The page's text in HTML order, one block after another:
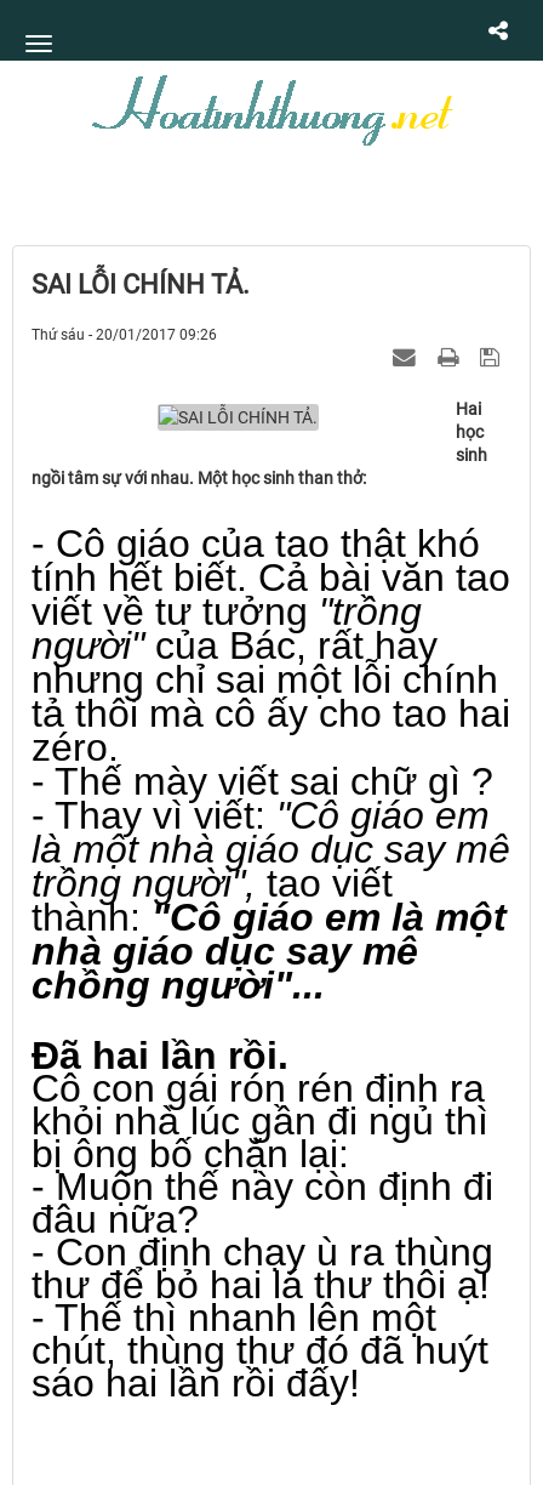
SAI LỖI CHÍNH TẢ.
Thứ sáu - 20/01/2017 09:26
Hai
học
sinh
ngồi tâm sự với nhau. Một học sinh than thở:
- Cô giáo của tao thật khó
tính hết biết. Cả bài văn tao
viết về tư tưởng "trồng
người"của Bác, rất hay
nhưng chỉ sai một lỗi chính
tả thôi mà cô ấy cho tao hai
zéro.
- Thế mày viết sai chữ gì ?
- Thay vì viết: "Cô giáo em
là một nhà giáo dục say mê
trồng người", tao viết
thành: "Cô giáo em là một
nhà giáo dục say mê
chồng người"...
Đã hai lần rồi.
Cô con gái rón rén định ra
khỏi nhà lúc gần đi ngủ thì
bị ông bố chặn lại:
- Muộn thế này còn định đi
đâu nữa?
- Con định chạy ù ra thùng
thư để bỏ hai lá thư thôi ạ!
- Thế thì nhanh lên một
chút, thùng thư đó đã huýt
sáo hai lần rồi đấy!